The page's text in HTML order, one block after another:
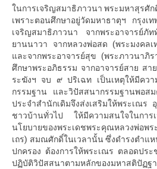
ในการเจริญสมาธิภาวนา พระมหาสุรศัก
เพราะตอนศึกษาอยู่วัดมหาธาตุฯ กรุงเ
เจริญสมาธิภาวนา จากพระอาจารย์
ยานนาวา จากหลวงพ่อสด (พระมงคล
และจากพระอาจารย์สุข (พระภาวนาภิ
ศึกษาพระอภิธรรม จากอาจารย์สาย ส
ระฆังฯ จบ ๙ ปริเฉท เป็นเหตุให้มีควา
กรรมฐาน และวิปัสสนากรรมฐานพอ
ประจำสำนักเดิมจึงส่งเสริมให้พระเณ
ชาวบ้านทั่วไป ให้มีความสนใจในกา
นโยบายของพระเดชพระคุณหลวงพ่อพ
เถร) สมณศักดิ์ในเวลานั้น ซึ่งดำรงตำแ
ปกครอง ต้องการให้พระเณร ตลอดปร
ปฏิบัติวิปัสสนาตามหลักของมหาสติปัฏฐ